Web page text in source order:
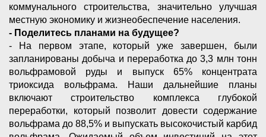
коммунального строительства, значительно улучшая
местную экономику и жизнеобеспечение населения.
- Поделитесь планами на будущее?
- На первом этапе, который уже завершен, были
запланированы добыча и переработка до 3,3 млн тонн
вольфрамовой руды и выпуск 65% концентрата
триоксида вольфрама. Наши дальнейшие планы
включают строительство комплекса глубокой
переработки, который позволит довести содержание
вольфрама до 88,5% и выпускать высокочистый карбид